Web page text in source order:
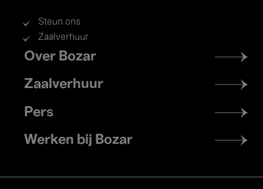
Steun ons
Zaalverhuur
Footer
menu
Over Bozar
Zaalverhuur
Pers
Werken bij Bozar